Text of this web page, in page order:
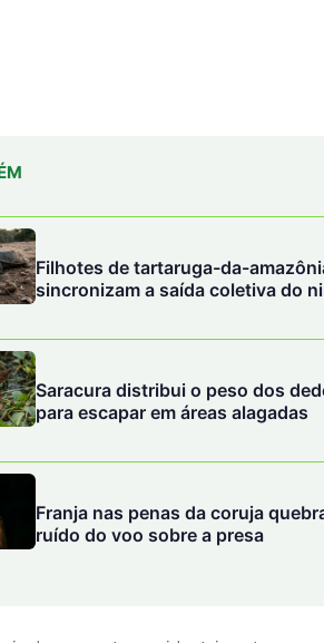
Filhotes de tartaruga-da-
sincronizam a saída coletiva do
Saracura distribui o peso dos
para escapar em áreas alagadas
Franja nas penas da coruja
ruído do voo sobre a presa